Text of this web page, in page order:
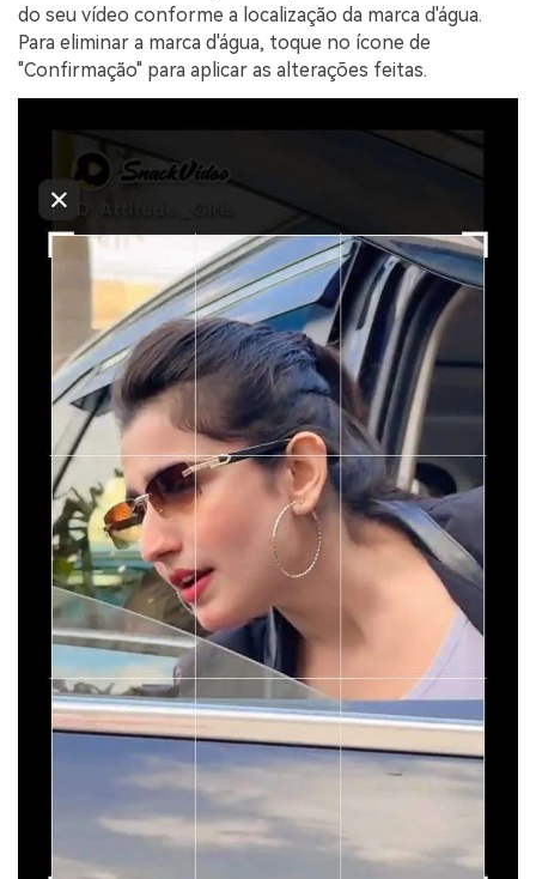
do seu vídeo conforme a localização da marca d'água.
Para eliminar a marca d'água, toque no ícone de
"Confirmação" para aplicar as alterações feitas.